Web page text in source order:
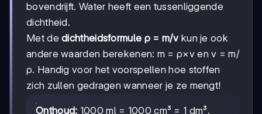
bovendrijft. Water heeft een tussenliggende
dichtheid.
Met dedichtheidsformule ρ = m/vkun je ook
andere waarden berekenen: m = ρ×v en v = m/
ρ. Handig voor het voorspellen hoe stoffen
zich zullen gedragen wanneer je ze mengt!
Onthoud: 1000 ml = 1000 cm³ = 1 dm³.